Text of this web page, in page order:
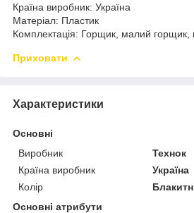
Країна виробник: Україна
Матеріал: Пластик
Комплектація: Горщик, малий горщик,
Приховати
Характеристики
Основні
Виробник
Технок
Країна виробник
Україна
Колір
Основні атрибути